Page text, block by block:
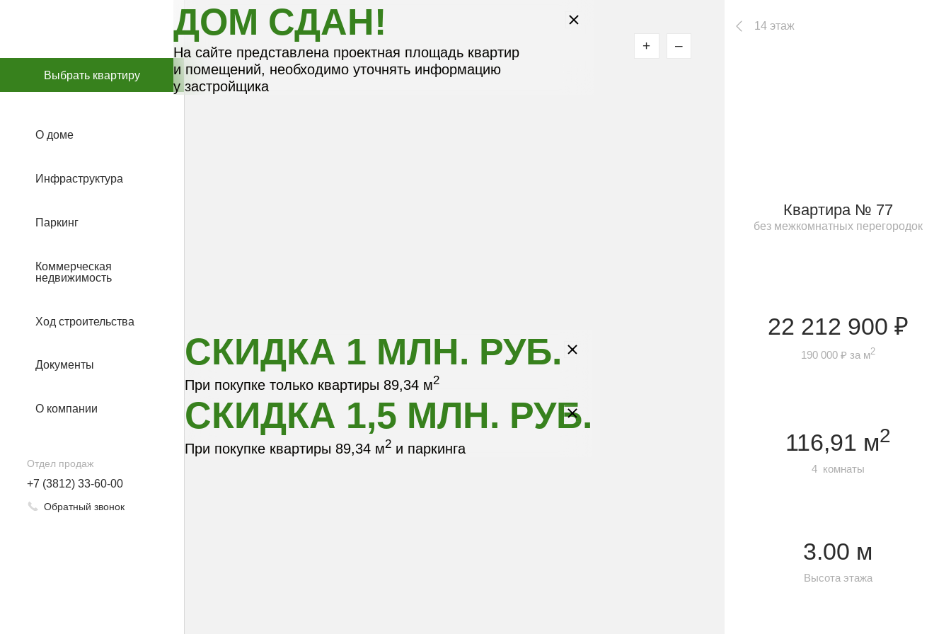
Выбрать квартиру
Выбрать квартиру
Выбрать квартиру
Выбрать квартиру
Выбрать квартиру
О доме
Инфраструктура
Паркинг
Коммерческая
недвижимость
Ход строительства
Документы
О компании
Отдел продаж
+7 (3812) 33-60-00
Обратный звонок
+ –
14 этаж
Квартира № 77
без межкомнатных перегородок
22 212 900 ₽
190 000 ₽ за м2
116,91 м2
4 комнаты
3.00 м
Высота этажа
СКИДКА 1 МЛН. РУБ.
При покупке только квартиры 89,34 м2
СКИДКА 1,5 МЛН. РУБ.
При покупке квартиры 89,34 м2 и паркинга
ДОМ СДАН!
На сайте представлена проектная площадь квартир
и помещений, необходимо уточнять информацию
у застройщика